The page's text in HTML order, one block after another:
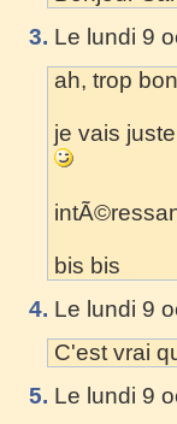
3. Le lundi 9
ah, trop
je vais
bis bis
4. Le lundi 9
C'est vrai
5. Le lundi 9